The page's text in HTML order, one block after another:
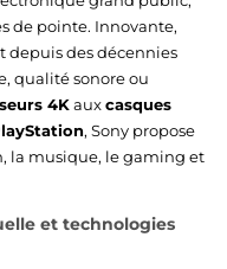
de pointe. Innovante,
depuis des décennies
qualité sonore ou
4Kauxcasques
, Sony propose
la musique, le gaming et
et technologies